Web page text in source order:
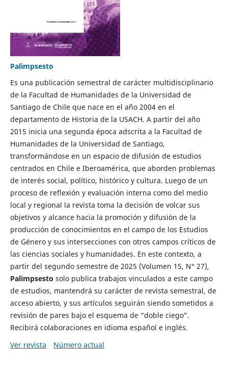
Palimpsesto
Es una publicación semestral de carácter multidisciplinario
de la Facultad de Humanidades de la Universidad de
Santiago de Chile que nace en el año 2004 en el
departamento de Historia de la USACH. A partir del año
2015 inicia una segunda época adscrita a la Facultad de
Humanidades de la Universidad de Santiago,
transformándose en un espacio de difusión de estudios
centrados en Chile e Iberoamérica, que aborden problemas
de interés social, político, histórico y cultura. Luego de un
proceso de reflexión y evaluación interna como del medio
local y regional la revista toma la decisión de volcar sus
objetivos y alcance hacia la promoción y difusión de la
producción de conocimientos en el campo de los Estudios
de Género y sus intersecciones con otros campos críticos de
las ciencias sociales y humanidades. En este contexto, a
partir del segundo semestre de 2025 (Volumen 15, N° 27),
Palimpsesto solo publica trabajos vinculados a este campo
de estudios, mantendrá su carácter de revista semestral, de
acceso abierto, y sus artículos seguirán siendo sometidos a
revisión de pares bajo el esquema de “doble ciego”.
Recibirá colaboraciones en idioma español e inglés.
Ver revista
Número actual